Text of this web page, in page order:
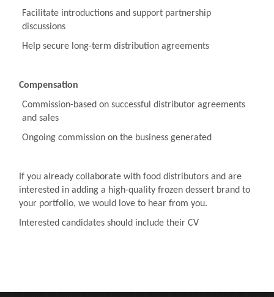
Facilitate introductions and support partnership
discussions
Help secure long-term distribution agreements
Compensation
Commission-based on successful distributor agreements
and sales
Ongoing commission on the business generated
If you already collaborate with food distributors and are
interested in adding a high-quality frozen dessert brand to
your portfolio, we would love to hear from you.
Interested candidates should include their CV